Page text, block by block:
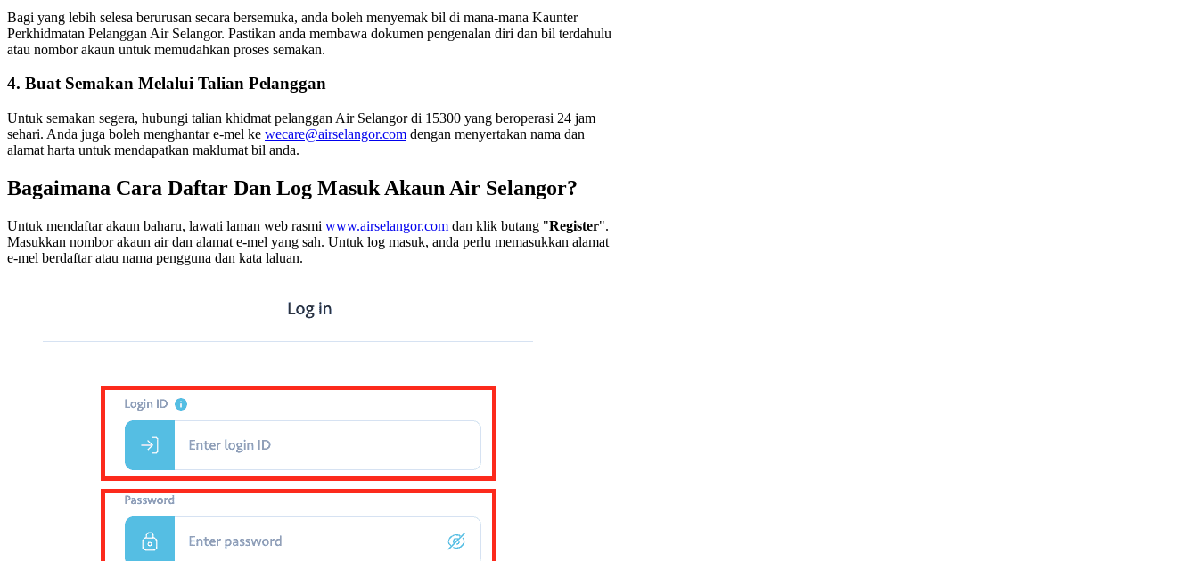
Bagi yang lebih selesa berurusan secara bersemuka, anda boleh menyemak bil di mana-mana Kaunter
Perkhidmatan Pelanggan Air Selangor. Pastikan anda membawa dokumen pengenalan diri dan bil terdahulu
atau nombor akaun untuk memudahkan proses semakan.
4. Buat Semakan Melalui Talian Pelanggan
Untuk semakan segera, hubungi talian khidmat pelanggan Air Selangor di 15300 yang beroperasi 24 jam
sehari. Anda juga boleh menghantar e-mel ke wecare@airselangor.com dengan menyertakan nama dan
alamat harta untuk mendapatkan maklumat bil anda.
Bagaimana Cara Daftar Dan Log Masuk Akaun Air Selangor?
Untuk mendaftar akaun baharu, lawati laman web rasmi www.airselangor.com dan klik butang "Register".
Masukkan nombor akaun air dan alamat e-mel yang sah. Untuk log masuk, anda perlu memasukkan alamat
e-mel berdaftar atau nama pengguna dan kata laluan.